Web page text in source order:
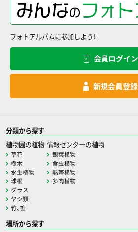
フォトアルバムに参加しよう！
会員ログイン
新規会員登録
分類から探す
植物園の植物
草花
樹木
水生植物
球根
グラス
ヤシ類
竹、笹
情報センターの植物
観葉植物
食虫植物
熱帯植物
多肉植物
場所から探す